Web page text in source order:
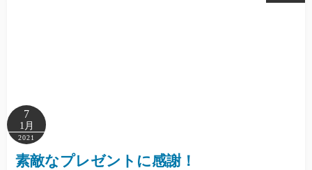
7
1月
2021
素敵なプレゼントに感謝！